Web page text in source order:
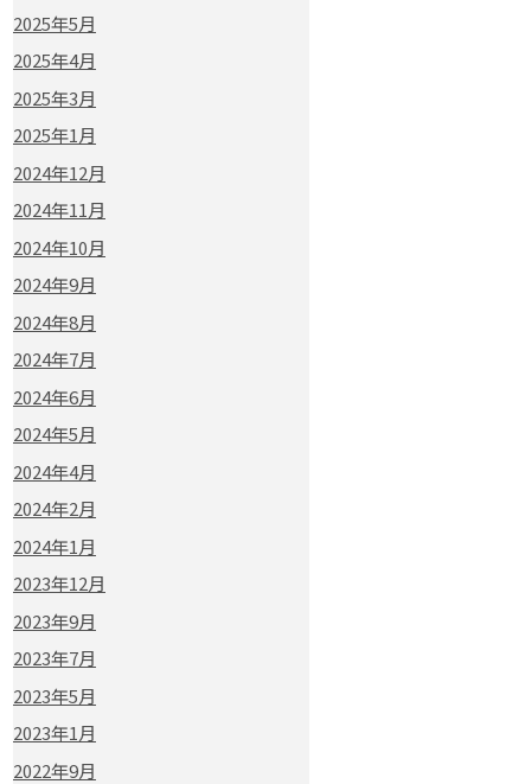
2025年5月
2025年4月
2025年3月
2025年1月
2024年12月
2024年11月
2024年10月
2024年9月
2024年8月
2024年7月
2024年6月
2024年5月
2024年4月
2024年2月
2024年1月
2023年12月
2023年9月
2023年7月
2023年5月
2023年1月
2022年9月